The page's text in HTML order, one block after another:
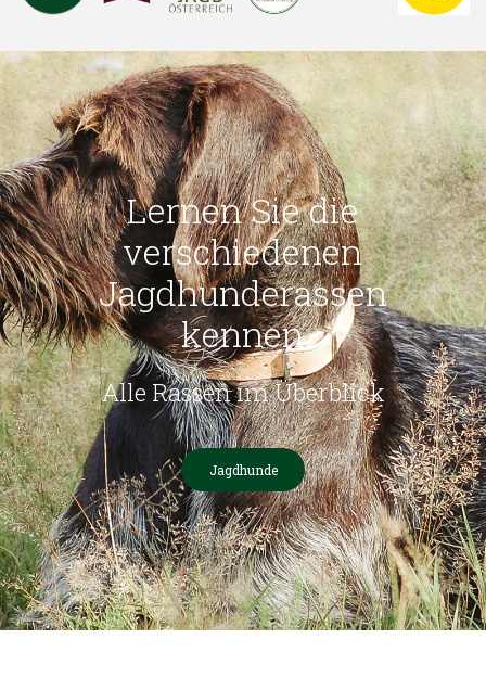
Lernen Sie die
verschiedenen
Jagdhunderassen
kennen
Alle Rassen im Überblick
Jagdhunde